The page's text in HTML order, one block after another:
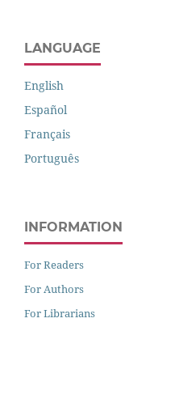
LANGUAGE
English
Español
Français
Português
INFORMATION
For Readers
For Authors
For Librarians